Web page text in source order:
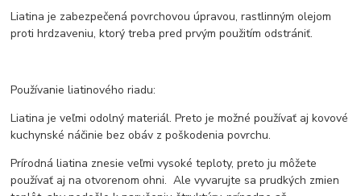
Liatina je zabezpečená povrchovou úpravou, rastlinným olejom
proti hrdzaveniu, ktorý treba pred prvým použitím odstrániť.
Používanie liatinového riadu:
Liatina je veľmi odolný materiál. Preto je možné používať aj kovové
kuchynské náčinie bez obáv z poškodenia povrchu.
Prírodná liatina znesie veľmi vysoké teploty, preto ju môžete
používať aj na otvorenom ohni. Ale vyvarujte sa prudkých zmien